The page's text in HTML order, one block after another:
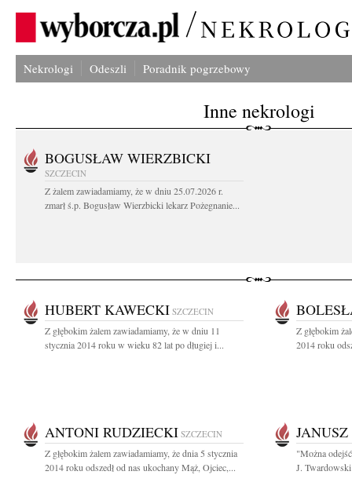
Nekrologi Odeszli Poradnik pogrzebowy
Inne nekrologi
BOGUSŁAW WIERZBICKI
SZCZECIN
Z żalem zawiadamiamy, że w dniu 25.07.2026 r.
zmarł ś.p. Bogusław Wierzbicki lekarz Pożegnanie...
HUBERT KAWECKI SZCZECIN
Z głębokim żalem zawiadamiamy, że w dniu 11
stycznia 2014 roku w wieku 82 lat po długiej i...
Z głębokim
2014 roku
ANTONI RUDZIECKI SZCZECIN
Z głębokim żalem zawiadamiamy, że dnia 5 stycznia
2014 roku odszedł od nas ukochany Mąż, Ojciec,...
"Można
J. Twardowski